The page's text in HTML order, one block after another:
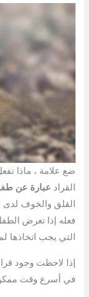
ضع علامة ، ماذا
القراد عبارة عن
القلق والخوف
فعله إذا تعرض
التي يجب اتخاذها
إذا لاحظت وجود
في أسرع وقت ممكن.